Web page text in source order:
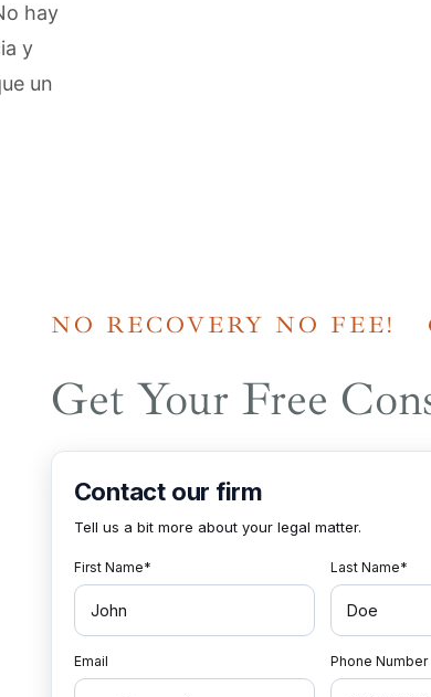
hay
y
un
NO RECOVERY NO FEE!
Get Your Free